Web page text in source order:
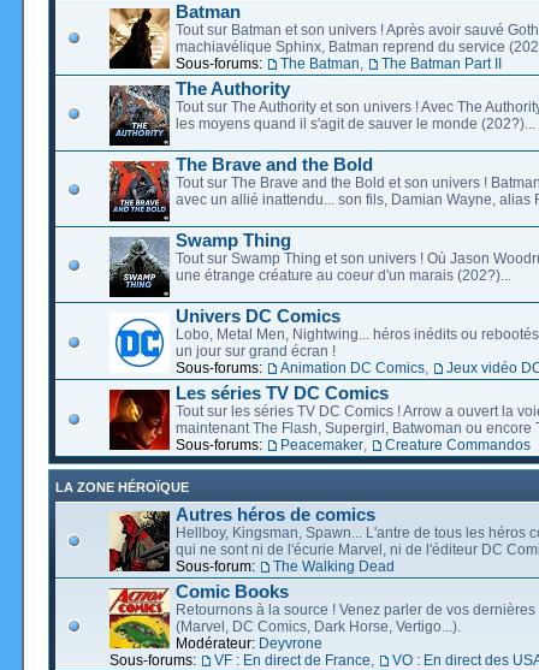
Batman
Tout sur Batman et son univers ! Après avoir sauvé
machiavélique Sphinx, Batman reprend du service
Sous-forums:
The Batman The Batman Part II
The Authority
Tout sur The Authority et son univers ! Avec The
les moyens quand il s'agit de sauver le monde (202?)...
The Brave and the Bold
Tout sur The Brave and the Bold et son univers !
avec un allié inattendu... son fils, Damian Wayne, alias
Swamp Thing
Tout sur Swamp Thing et son univers ! Où Jason
une étrange créature au coeur d'un marais (202?)...
Univers DC Comics
Lobo, Metal Men, Nightwing... héros inédits ou
un jour sur grand écran !
Sous-forums:
Animation DC Comics Jeux vidéo
Les séries TV DC Comics
Tout sur les séries TV DC Comics ! Arrow a ouvert la
maintenant The Flash, Supergirl, Batwoman ou encore
Sous-forums:
Peacemaker Creature Commandos
LA ZONE HÉROÏQUE
Autres héros de comics
Hellboy, Kingsman, Spawn... L'antre de tous les héros
qui ne sont ni de l'écurie Marvel, ni de l'éditeur DC
Sous-forum:
The Walking Dead
Comic Books
Retournons à la source ! Venez parler de vos dernières
(Marvel, DC Comics, Dark Horse, Vertigo...).
Modérateur: Deyvrone
Sous-forums:
VF : En direct de France VO : En direct des